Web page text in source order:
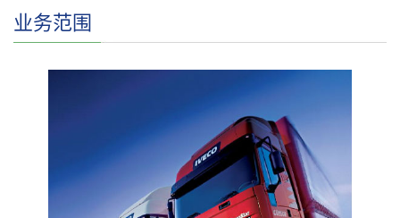
业务范围